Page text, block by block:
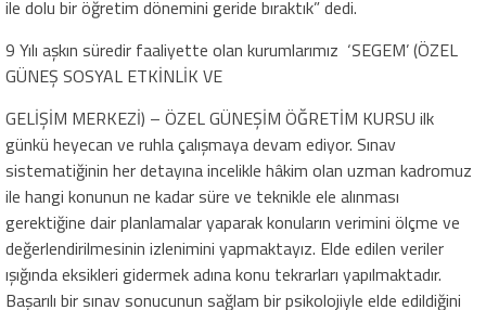
ile dolu bir öğretim dönemini geride bıraktık” dedi.
9 Yılı aşkın süredir faaliyette olan kurumlarımız ‘SEGEM’ (ÖZEL
GÜNEŞ SOSYAL ETKİNLİK VE
GELİŞİM MERKEZİ) – ÖZEL GÜNEŞİM ÖĞRETİM KURSU ilk
günkü heyecan ve ruhla çalışmaya devam ediyor. Sınav
sistematiğinin her detayına incelikle hâkim olan uzman kadromuz
ile hangi konunun ne kadar süre ve teknikle ele alınması
gerektiğine dair planlamalar yaparak konuların verimini ölçme ve
değerlendirilmesinin izlenimini yapmaktayız. Elde edilen veriler
ışığında eksikleri gidermek adına konu tekrarları yapılmaktadır.
Başarılı bir sınav sonucunun sağlam bir psikolojiyle elde edildiğini